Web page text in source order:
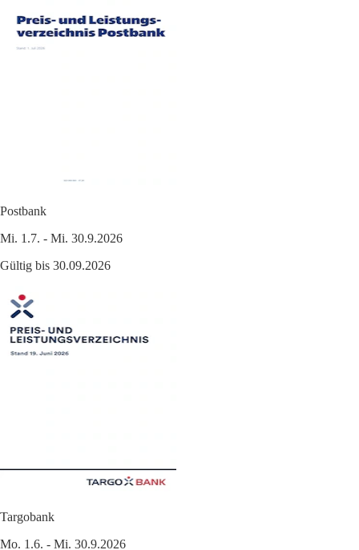
Postbank
Mi. 1.7. - Mi. 30.9.2026
Gültig bis 30.09.2026
Targobank
Mo. 1.6. - Mi. 30.9.2026